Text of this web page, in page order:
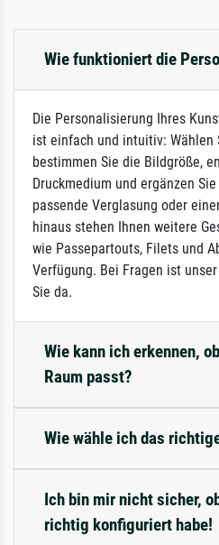
Wie funktioniert die
Die Personalisierung Ihres
ist einfach und intuitiv: Wählen
bestimmen Sie die Bildgröße,
Druckmedium und ergänzen
passende Verglasung oder
hinaus stehen Ihnen weitere
wie Passepartouts, Filets und
Verfügung. Bei Fragen ist
Sie da.
Wie kann ich erkennen,
Raum passt?
Wie wähle ich das
Ich bin mir nicht sicher,
richtig konfiguriert habe!